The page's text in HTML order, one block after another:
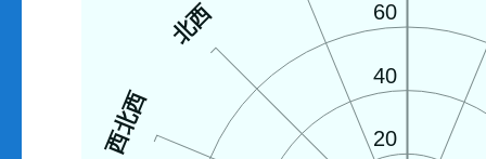
西北西
北西
20
40
60